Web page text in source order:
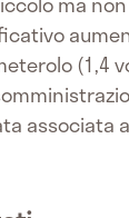
(1,4
associata